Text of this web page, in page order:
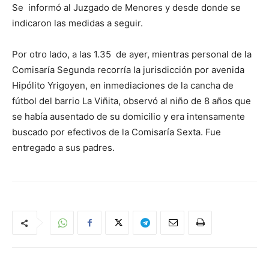
Se informó al Juzgado de Menores y desde donde se
indicaron las medidas a seguir.
Por otro lado, a las 1.35 de ayer, mientras personal de la
Comisaría Segunda recorría la jurisdicción por avenida
Hipólito Yrigoyen, en inmediaciones de la cancha de
fútbol del barrio La Viñita, observó al niño de 8 años que
se había ausentado de su domicilio y era intensamente
buscado por efectivos de la Comisaría Sexta. Fue
entregado a sus padres.